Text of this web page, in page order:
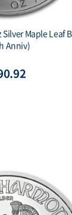
Silver Maple Leaf
Anniv)